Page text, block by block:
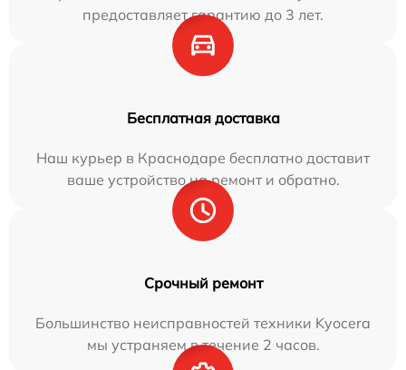
предоставляет гарантию до 3 лет.
Бесплатная доставка
Наш курьер в Краснодаре бесплатно доставит
ваше устройство на ремонт и обратно.
Срочный ремонт
Большинство неисправностей техники Kyocera
мы устраняем в течение 2 часов.